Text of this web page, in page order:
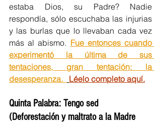
estaba Dios, su Padre? Nadie
respondía, sólo escuchaba las injurias
y las burlas que lo llevaban cada vez
más al abismo. Fue entonces cuando
experimentó la última de sus
tentaciones, gran tentación: la
desesperanza.
Léelo completo aquí.
Quinta Palabra: Tengo sed
(Deforestación y maltrato a la Madre